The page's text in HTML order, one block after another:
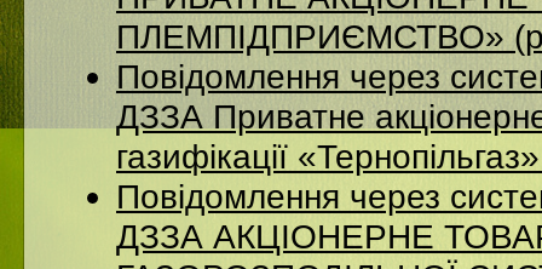
ПЛЕМПІДПРИЄМСТВО»
Повідомлення через
ДЗЗА Приватне
газифікації
Повідомлення через
ДЗЗА АКЦІОНЕРНЕ